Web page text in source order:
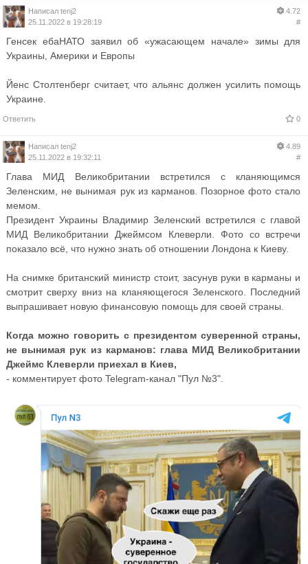
Написал tenj2
25.11.2022 в 19:28:19
4.72
#
Генсек ебаНАТО заявил об «ужасающем начале» зимы для
Украины, Америки и Европы
Йенс Столтенберг считает, что альянс должен усилить помощь
Украине.
Ответить 0
Написал tenj2
25.11.2022 в 19:32:11
4.89
#
Глава МИД Великобритании встретился с кланяющимся
Зеленским, не вынимая рук из карманов. Позорное фото стало
мемом.
Президент Украины Владимир Зеленский встретился с главой
МИД Великобритании Джеймсом Клеверли. Фото со встречи
показало всё, что нужно знать об отношении Лондона к Киеву.
На снимке британский министр стоит, засунув руки в карманы и
смотрит сверху вниз на кланяющегося Зеленского. Последний
выпрашивает новую финансовую помощь для своей страны.
Когда можно говорить с президентом суверенной страны,
не вынимая рук из карманов: глава МИД Великобритании
Джеймс Клеверли приехал в Киев,
- комментирует фото Telegram-канал "Пул №3".